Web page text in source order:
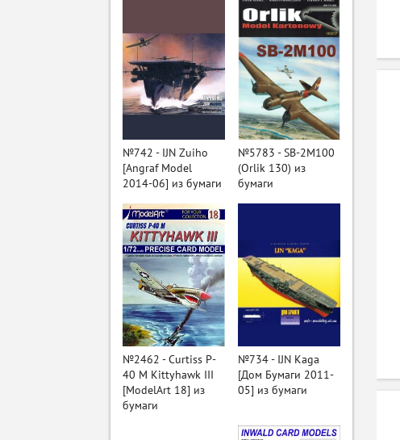
№742 - IJN Zuiho
[Angraf Model
2014-06] из бумаги
№5783 - SB-2M100
(Orlik 130) из
бумаги
№2462 - Curtiss P-
40 M Kittyhawk III
[ModelArt 18] из
бумаги
№734 - IJN Kaga
[Дом Бумаги 2011-
05] из бумаги